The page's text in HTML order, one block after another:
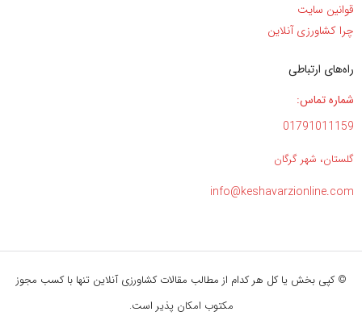
قوانین سایت
چرا کشاورزی آنلاین
راه‌های ارتباطی
شماره تماس:
01791011159
گلستان، شهر گرگان
info@keshavarzionline.com
© کپی بخش یا کل هر کدام از مطالب مقالات کشاورزی آنلاین تنها با کسب مجوز
مکتوب امکان پذیر است.